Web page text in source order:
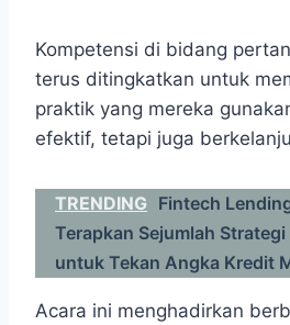
Kompetensi di bidang
terus ditingkatkan untuk
praktik yang mereka
efektif, tetapi juga
TRENDING Fintech
Terapkan Sejumlah Strategi
untuk Tekan Angka Kredit
Acara ini menghadirkan